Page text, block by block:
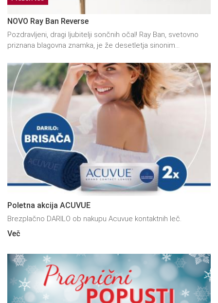
NOVO Ray Ban Reverse
Pozdravljeni, dragi ljubitelji sončnih očal! Ray Ban, svetovno
priznana blagovna znamka, je že desetletja sinonim...
Poletna akcija ACUVUE
Brezplačno DARILO ob nakupu Acuvue kontaktnih leč.
Več